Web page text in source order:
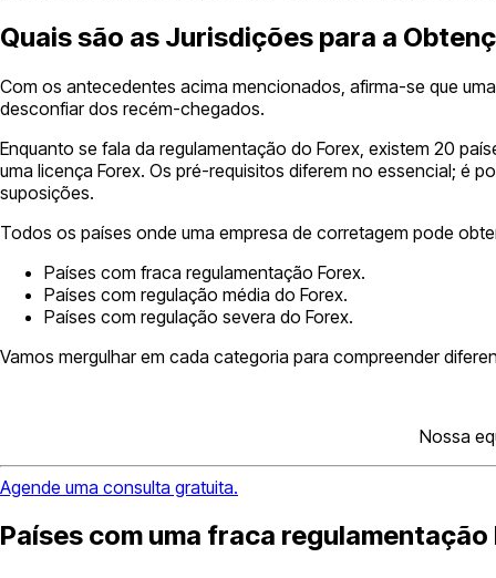
Quais são as Jurisdições para a
Com os antecedentes acima mencionados, afirma-se que
desconfiar dos recém-chegados.
Enquanto se fala da regulamentação do Forex, existem 20
uma licença Forex. Os pré-requisitos diferem no essencial; é
suposições.
Todos os países onde uma empresa de corretagem pode
Países com fraca regulamentação Forex.
Países com regulação média do Forex.
Países com regulação severa do Forex.
Vamos mergulhar em cada categoria para compreender
Nossa
Agende uma consulta gratuita.
Países com uma fraca regulamentação